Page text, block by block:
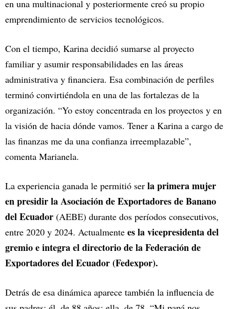
en una multinacional y posteriormente creó su propio
emprendimiento de servicios tecnológicos.
Con el tiempo, Karina decidió sumarse al proyecto
familiar y asumir responsabilidades en las áreas
administrativa y financiera. Esa combinación de perfiles
terminó convirtiéndola en una de las fortalezas de la
organización. “Yo estoy concentrada en los proyectos y en
la visión de hacia dónde vamos. Tener a Karina a cargo de
las finanzas me da una confianza irreemplazable”,
comenta Marianela.
La experiencia ganada le permitió ser la primera mujer
en presidir la Asociación de Exportadores de Banano
del Ecuador (AEBE) durante dos períodos consecutivos,
entre 2020 y 2024. Actualmente es la vicepresidenta del
gremio e integra el directorio de la Federación de
Exportadores del Ecuador (Fedexpor).
Detrás de esa dinámica aparece también la influencia de